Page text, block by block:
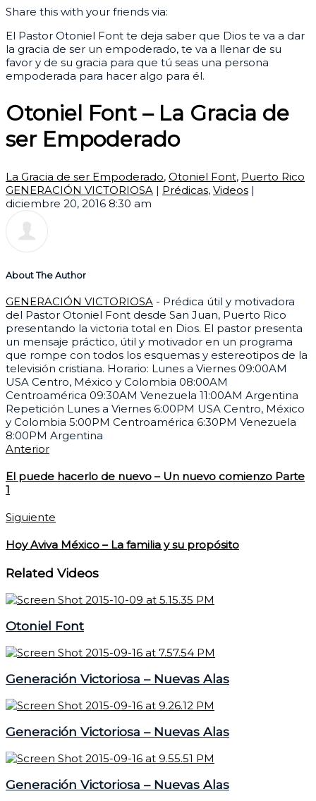
Share this with your friends via:
El Pastor Otoniel Font te deja saber que Dios te va a dar
la gracia de ser un empoderado, te va a llenar de su
favor y de su gracia para que tú seas una persona
empoderada para hacer algo para él.
Otoniel Font – La Gracia de
ser Empoderado
La Gracia de ser Empoderado, Otoniel Font, Puerto Rico
GENERACIÓN VICTORIOSA | Prédicas, Videos |
diciembre 20, 2016 8:30 am
About The Author
GENERACIÓN VICTORIOSA - Prédica útil y motivadora
del Pastor Otoniel Font desde San Juan, Puerto Rico
presentando la victoria total en Dios. El pastor presenta
un mensaje práctico, útil y motivador en un programa
que rompe con todos los esquemas y estereotipos de la
televisión cristiana. Horario: Lunes a Viernes 09:00AM
USA Centro, México y Colombia 08:00AM
Centroamérica 09:30AM Venezuela 11:00AM Argentina
Repetición Lunes a Viernes 6:00PM USA Centro, México
y Colombia 5:00PM Centroamérica 6:30PM Venezuela
8:00PM Argentina
Anterior
El puede hacerlo de nuevo – Un nuevo comienzo Parte
1
Siguiente
Hoy Aviva México – La familia y su propósito
Related Videos
Otoniel Font
Generación Victoriosa – Nuevas Alas
Generación Victoriosa – Nuevas Alas
Generación Victoriosa – Nuevas Alas